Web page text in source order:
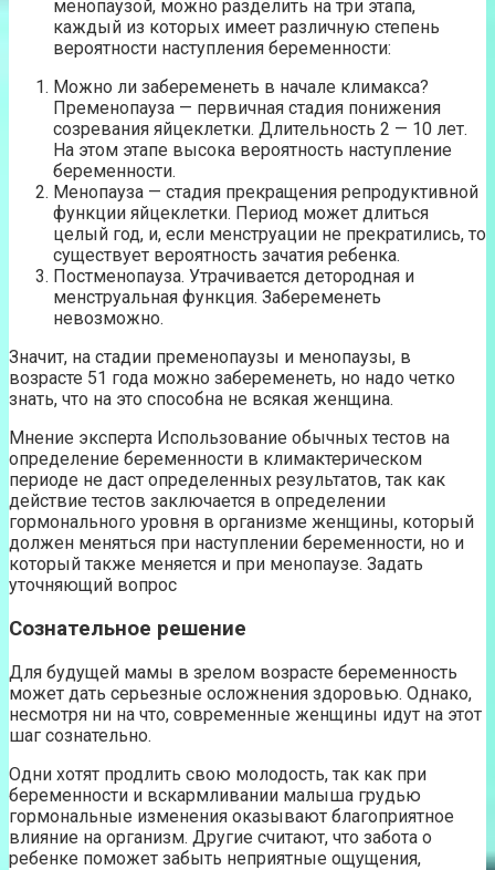
менопаузой, можно разделить на три этапа,
каждый из которых имеет различную степень
вероятности наступления беременности:
Можно ли забеременеть в начале климакса?
Пременопауза — первичная стадия понижения
созревания яйцеклетки. Длительность 2 — 10 лет.
На этом этапе высока вероятность наступление
беременности.
Менопауза — стадия прекращения репродуктивной
функции яйцеклетки. Период может длиться
целый год, и, если менструации не прекратились, то
существует вероятность зачатия ребенка.
Постменопауза. Утрачивается детородная и
менструальная функция. Забеременеть
невозможно.
Значит, на стадии пременопаузы и менопаузы, в
возрасте 51 года можно забеременеть, но надо четко
знать, что на это способна не всякая женщина.
Мнение эксперта Использование обычных тестов на
определение беременности в климактерическом
периоде не даст определенных результатов, так как
действие тестов заключается в определении
гормонального уровня в организме женщины, который
должен меняться при наступлении беременности, но и
который также меняется и при менопаузе. Задать
уточняющий вопрос
Сознательное решение
Для будущей мамы в зрелом возрасте беременность
может дать серьезные осложнения здоровью. Однако,
несмотря ни на что, современные женщины идут на этот
шаг сознательно.
Одни хотят продлить свою молодость, так как при
беременности и вскармливании малыша грудью
гормональные изменения оказывают благоприятное
влияние на организм. Другие считают, что забота о
ребенке поможет забыть неприятные ощущения,